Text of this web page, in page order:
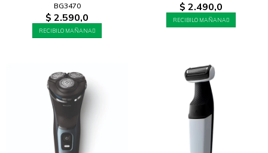
BG3470
$ 2.590,0
RECIBILO MAÑANA
$ 2.490,0
RECIBILO MAÑANA